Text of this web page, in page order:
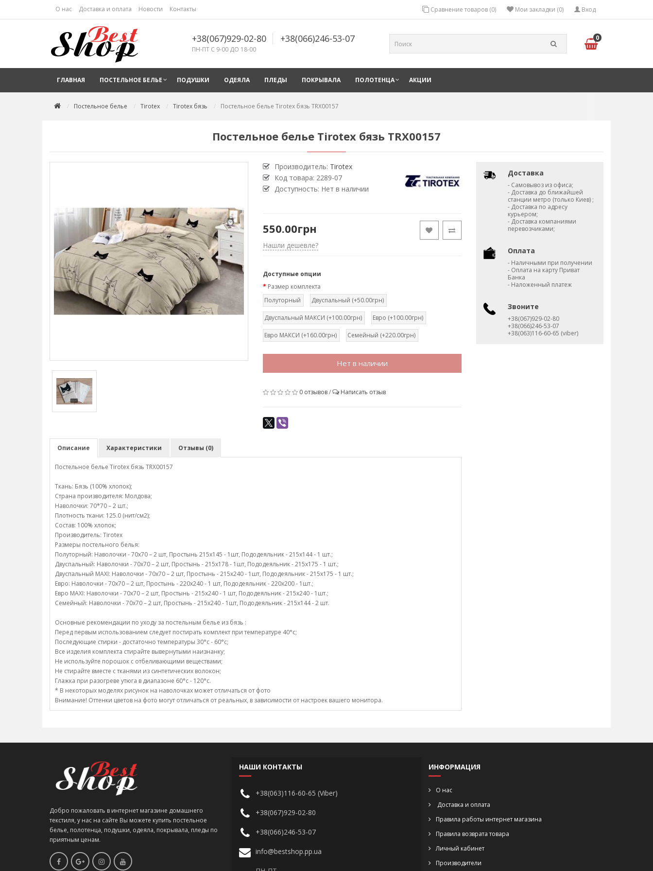
О нас Доставка и оплата Новости Контакты Вход
Мои закладки (0)
Сравнение товаров (0)
+38(067)929-02-80 +38(066)246-53-07
ПН-ПТ С 9-00 ДО 18-00
0
ГЛАВНАЯ ПОСТЕЛЬНОЕ БЕЛЬЕ ПОДУШКИ ОДЕЯЛА ПЛЕДЫ ПОКРЫВАЛА ПОЛОТЕНЦА АКЦИИ
Постельное белье Tirotex Tirotex бязь Постельное белье Tirotex бязь TRX00157
Постельное белье Tirotex бязь TRX00157
Производитель: Tirotex
Код товара: 2289-07
Доступность: Нет в наличии
550.00грн
Нашли дешевле?
Доступные опции
Размер комплекта
Полуторный
Двуспальный (+50.00грн)
Двуспальный МАКСИ (+100.00грн) Евро (+100.00грн)
Евро МАКСИ (+160.00грн) Семейный (+220.00грн)
Нет в наличии
0 отзывов/ Написать отзыв
Описание Характеристики Отзывы (0)
Постельное белье Tirotex бязь TRX00157
Ткань: Бязь (100% хлопок);
Страна производителя: Молдова;
Наволочки: 70*70 – 2 шт.;
Плотность ткани: 125.0 (нит/см2);
Состав: 100% хлопок;
Производитель: Tirotex
Размеры постельного белья:
Полуторный: Наволочки - 70х70 – 2 шт, Простынь 215х145 - 1шт, Пододеяльник - 215х144 - 1 шт.;
Двуспальный: Наволочки - 70х70 – 2 шт, Простынь - 215х178 - 1шт, Пододеяльник - 215х175 - 1 шт.;
Двуспальный MAXI: Наволочки - 70х70 – 2 шт, Простынь - 215х240 - 1шт, Пододеяльник - 215х175 - 1 шт.;
Евро: Наволочки - 70х70 – 2 шт, Простынь - 220х240 - 1 шт, Пододеяльник - 220х200 - 1шт.;
Евро MAXI: Наволочки - 70х70 – 2 шт, Простынь - 215х240 - 1 шт, Пододеяльник - 215х240 - 1шт.;
Семейный: Наволочки - 70х70 – 2 шт, Простынь - 215х240 - 1шт, Пододеяльник - 215х144 - 2 шт.
Основные рекомендации по уходу за постельным белье из бязь :
Перед первым использованием следует постирать комплект при температуре 40°c;
Последующие стирки - достаточно температуры 30°c - 60°c;
Все изделия комплекта стирайте вывернутыми наизнанку;
Не используйте порошок с отбеливающими веществами;
Не стирайте вместе с тканями из синтетических волокон;
Глажка при разогреве утюга в диапазоне 60°c - 120°c.
* В некоторых моделях рисунок на наволочках может отличаться от фото
Внимание! Оттенки цветов на фото могут отличаться от реальных, в зависимости от настроек вашего монитора.
Доставка
- Самовывоз из офиса;
- Доставка до ближайшей
станции метро (только Киев) ;
- Доставка по адресу
курьером;
- Доставка компаниями
перевозчиками;
Оплата
- Наличными при получении
- Оплата на карту Приват
Банка
- Наложенный платеж
Звоните
+38(067)929-02-80
+38(066)246-53-07
+38(063)116-60-65 (viber)
Добро пожаловать в интернет магазине домашнего
текстиля, у нас на сайте Вы можете купить постельное
белье, полотенца, подушки, одеяла, покрывала, пледы по
приятным ценам.
НАШИ КОНТАКТЫ
+38(063)116-60-65 (Viber)
+38(067)929-02-80
+38(066)246-53-07
info@bestshop.pp.ua
ИНФОРМАЦИЯ
О нас
Доставка и оплата
Правила работы интернет магазина
Правила возврата товара
Личный кабинет
Производители